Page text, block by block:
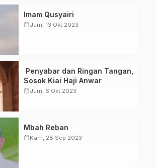
Imam Qusyairi
calendar_monthJum, 13 Okt 2023
Penyabar dan Ringan Tangan,
Sosok Kiai Haji Anwar
calendar_monthJum, 6 Okt 2023
Mbah Reban
calendar_monthKam, 28 Sep 2023